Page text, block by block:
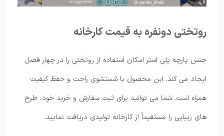
روتختی دونفره به قیمت کارخانه
جنس پارچه پلی استر امکان استفاده از روتختی را در چهار فصل
ایجاد می کند. این محصول با شستشوی راحت و حفظ کیفیت
همراه است. شما می توانید برای ثبت سفارش و خرید خود، طرح
های زیبایی را مستقیماً از کارخانه تولیدی دریافت نمایید.